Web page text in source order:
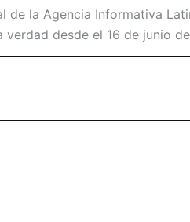
de la Agencia Informativa
verdad desde el 16 de junio